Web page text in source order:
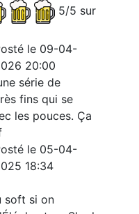
5/5 sur
le 09-04-
20:00
série de
fins qui se
les pouces. Ça
le 05-04-
18:34
soft si on